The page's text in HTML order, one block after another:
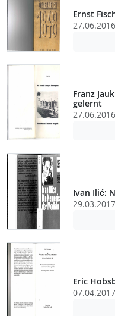
Ernst
Franz
gelernt
Ivan Ilić:
Eric